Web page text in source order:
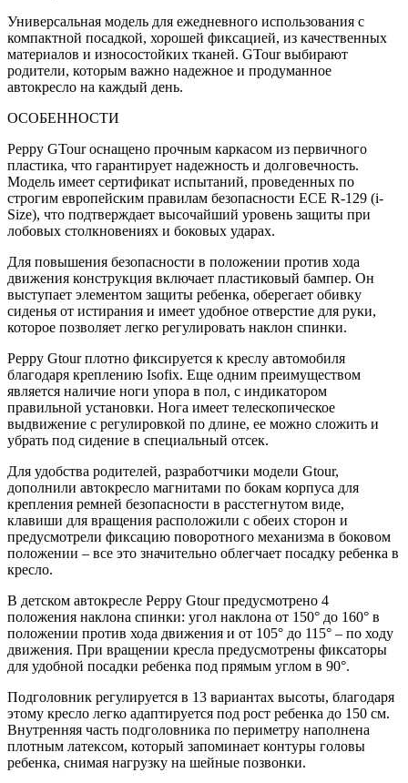
Универсальная модель для ежедневного использования с
компактной посадкой, хорошей фиксацией, из качественных
материалов и износостойких тканей. GTour выбирают
родители, которым важно надежное и продуманное
автокресло на каждый день.
ОСОБЕННОСТИ
Peppy GTour оснащено прочным каркасом из первичного
пластика, что гарантирует надежность и долговечность.
Модель имеет сертификат испытаний, проведенных по
строгим европейским правилам безопасности ECE R-129 (i-
Size), что подтверждает высочайший уровень защиты при
лобовых столкновениях и боковых ударах.
Для повышения безопасности в положении против хода
движения конструкция включает пластиковый бампер. Он
выступает элементом защиты ребенка, оберегает обивку
сиденья от истирания и имеет удобное отверстие для руки,
которое позволяет легко регулировать наклон спинки.
Peppy Gtour плотно фиксируется к креслу автомобиля
благодаря креплению Isofix. Еще одним преимуществом
является наличие ноги упора в пол, с индикатором
правильной установки. Нога имеет телескопическое
выдвижение с регулировкой по длине, ее можно сложить и
убрать под сидение в специальный отсек.
Для удобства родителей, разработчики модели Gtour,
дополнили автокресло магнитами по бокам корпуса для
крепления ремней безопасности в расстегнутом виде,
клавиши для вращения расположили с обеих сторон и
предусмотрели фиксацию поворотного механизма в боковом
положении – все это значительно облегчает посадку ребенка в
кресло.
В детском автокресле Peppy Gtour предусмотрено 4
положения наклона спинки: угол наклона от 150° до 160° в
положении против хода движения и от 105° до 115° – по ходу
движения. При вращении кресла предусмотрены фиксаторы
для удобной посадки ребенка под прямым углом в 90°.
Подголовник регулируется в 13 вариантах высоты, благодаря
этому кресло легко адаптируется под рост ребенка до 150 см.
Внутренняя часть подголовника по периметру наполнена
плотным латексом, который запоминает контуры головы
ребенка, снимая нагрузку на шейные позвонки.